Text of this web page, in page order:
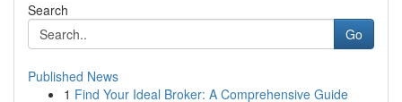
Search
Go
Published News
1 Find Your Ideal Broker: A Comprehensive Guide